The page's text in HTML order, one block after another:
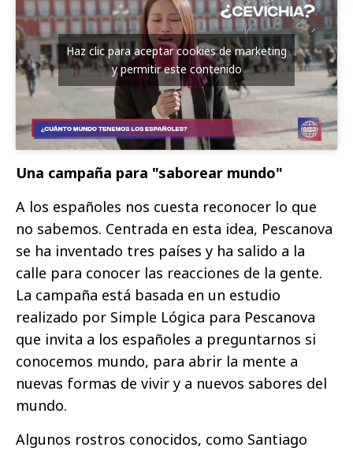
Haz clic para aceptar cookies de marketing
y permitir este contenido
Una campaña para "saborear mundo"
A los españoles nos cuesta reconocer lo que
no sabemos. Centrada en esta idea, Pescanova
se ha inventado tres países y ha salido a la
calle para conocer las reacciones de la gente.
La campaña está basada en un estudio
realizado por Simple Lógica para Pescanova
que invita a los españoles a preguntarnos si
conocemos mundo, para abrir la mente a
nuevas formas de vivir y a nuevos sabores del
mundo.
Algunos rostros conocidos, como Santiago